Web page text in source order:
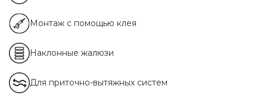
Монтаж с помощью клея
Наклонные жалюзи
Для приточно-вытяжных систем